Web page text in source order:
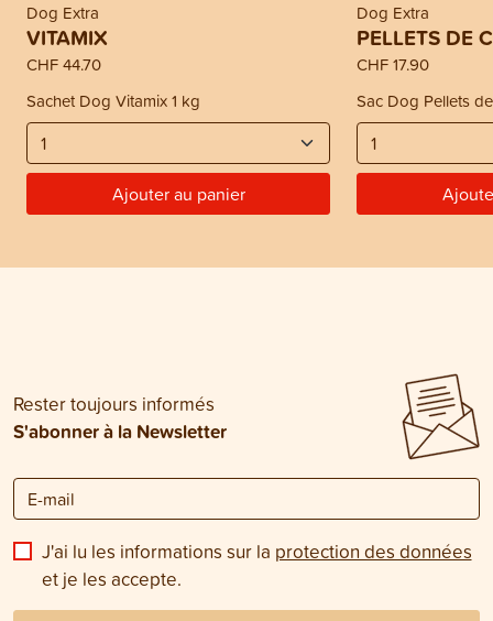
Dog Extra
VITAMIX
CHF 44.70
Sachet Dog Vitamix 1 kg
Ajouter au panier
Dog Extra
PELLETS DE
CHF 17.90
Sac Dog Pellets
Rester toujours informés
S'abonner à la Newsletter
J'ai lu les informations sur la protection des données
et je les accepte.